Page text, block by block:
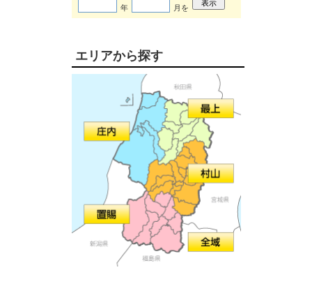
年 月を
エリアから探す